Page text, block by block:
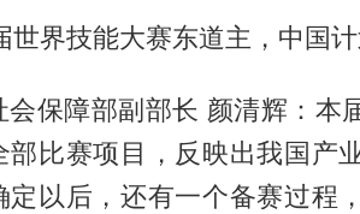
界技能大赛东道主，中国
会保障部副部长 颜清辉：本
部比赛项目，反映出我国产
定以后，还有一个备赛过程